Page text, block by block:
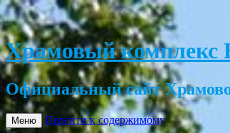
Храмовый комплекс
Официальный сайт
Меню Перейти к содержимому